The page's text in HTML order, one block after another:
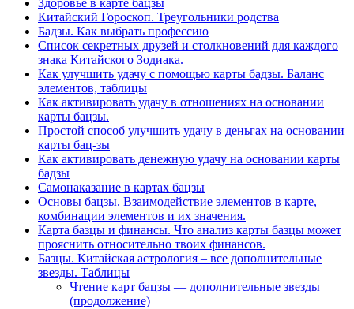
Здоровье в карте бацзы
Китайский Гороскоп. Треугольники родства
Бадзы. Как выбрать профессию
Список секретных друзей и cтолкновений для каждого
знака Китайского Зодиака.
Как улучшить удачу с помощью карты бадзы. Баланс
элементов, таблицы
Как активировать удачу в отношениях на основании
карты бацзы.
Простой способ улучшить удачу в деньгах на основании
карты бац-зы
Как активировать денежную удачу на основании карты
бадзы
Самонаказание в картах бацзы
Основы бацзы. Взаимодействие элементов в карте,
комбинации элементов и их значения.
Карта базцы и финансы. Что анализ карты базцы может
прояснить относительно твоих финансов.
Базцы. Китайская астрология – все дополнительные
звезды. Таблицы
Чтение карт бацзы — дополнительные звезды
(продолжение)